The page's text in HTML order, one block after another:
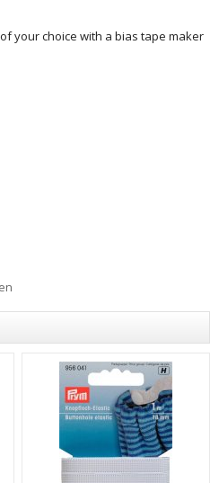
your choice with a bias tape maker